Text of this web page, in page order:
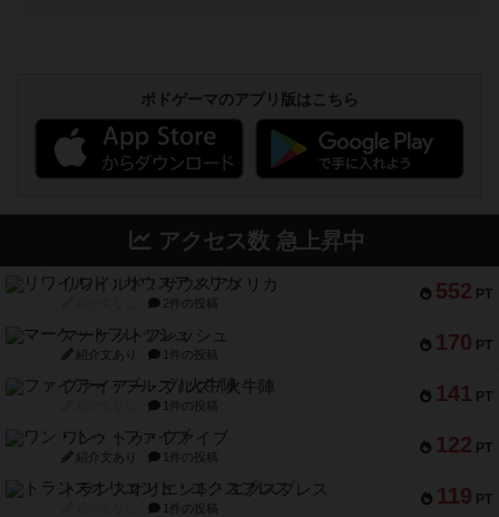
ボドゲーマのアプリ版はこちら
アクセス数 急上昇中
552 PT
リワイルド：サウスアメリカ
2件の投稿
170 PT
マーケットフレッシュ
紹介文あり 1件の投稿
141 PT
ファイアー・ブルズ / 火牛陣
1件の投稿
122 PT
ワン・トゥ・ファイブ
紹介文あり 1件の投稿
119 PT
トランスオリエント・エクスプレス
1件の投稿